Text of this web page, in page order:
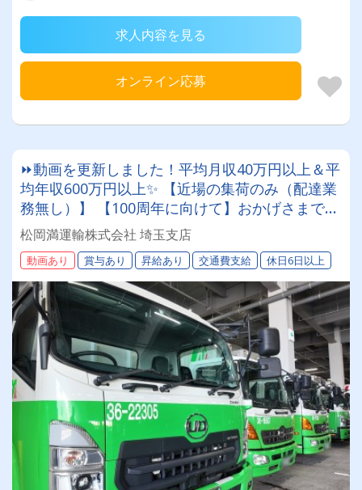
求人内容を見る
オンライン応募
⏩動画を更新しました！平均月収40万円以上＆平
均年収600万円以上✨ 【近場の集荷のみ（配達業
務無し）】 【100周年に向けて】おかげさまで設
立77周年北海道を代表する運送会社で一緒に働き
ましょう！まつおかまんの未来を担うドライバー
積極採用中！
松岡満運輸株式会社 埼玉支店
動画あり 賞与あり 昇給あり 交通費支給 休日6日以上